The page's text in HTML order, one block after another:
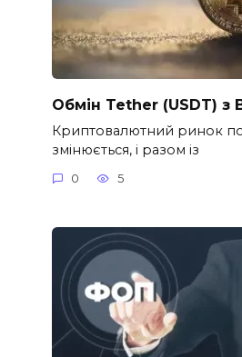
Обмін Tether (USDT) з
Криптовалютний ринок
змінюється, і разом із
0 5